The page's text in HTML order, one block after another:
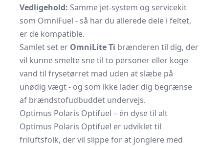
Vedligehold: Samme jet-system og servicekit
som OmniFuel - så har du allerede dele i feltet,
er de kompatible.
Samlet set er OmniLite Ti brænderen til dig, der
vil kunne smelte sne til to personer eller koge
vand til frysetørret mad uden at slæbe på
unødig vægt - og som ikke lader dig begrænse
af brændstofudbuddet undervejs.
Optimus Polaris Optifuel – én dyse til alt
Optimus Polaris Optifuel er udviklet til
friluftsfolk, der vil slippe for at jonglere med